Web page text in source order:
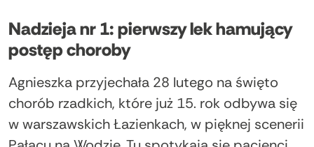
Nadzieja nr 1: pierwszy lek hamujący
postęp choroby
Agnieszka przyjechała 28 lutego na święto
chorób rzadkich, które już 15. rok odbywa się
w warszawskich Łazienkach, w pięknej scenerii